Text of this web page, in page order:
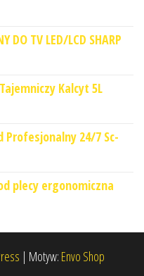
DO TV LED/LCD SHARP
Kalcyt 5L
Profesjonalny 24/7 Sc-
plecy ergonomiczna
| Motyw: Envo Shop